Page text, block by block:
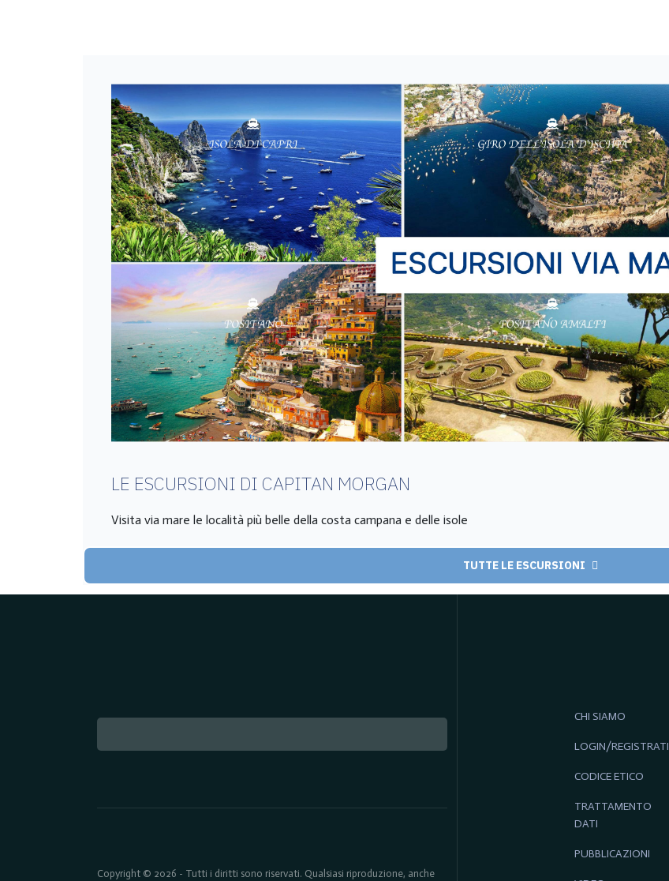
LE ESCURSIONI DI CAPITAN MORGAN
Visita via mare le località più belle della costa campana e delle isole
TUTTE LE ESCURSIONI
Copyright © 2026 - Tutti i diritti sono riservati. Qualsiasi riproduzione, anche
CHI SIAMO
LOGIN/REGISTRATI
CODICE ETICO
TRATTAMENTO
DATI
PUBBLICAZIONI